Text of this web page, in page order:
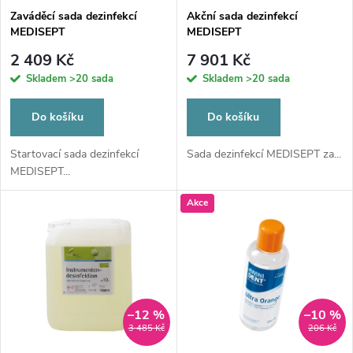
p
r
o
d
u
p
r
o
d
u
Zaváděcí sada dezinfekcí
MEDISEPT
2 409 Kč
Skladem >20 sada
Do košíku
Startovací sada dezinfekcí
MEDISEPT...
Akční sada dezinfekcí
MEDISEPT
7 901 Kč
Skladem >20 sada
Do košíku
Sada dezinfekcí MEDISEPT za...
3 485 Kč
–12 %
Akce
206 Kč
–10 %